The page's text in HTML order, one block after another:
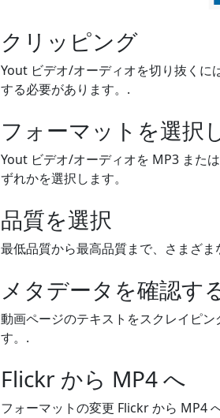
クリッピング
Yout ビデオ/オーディオを切り抜くに
する必要があります。.
フォーマットを選択
Yout ビデオ/オーディオを MP3 また
ずれかを選択します。
品質を選択
最低品質から最高品質まで、さまざ
メタデータを確認す
動画ページのテキストをスクレイピ
す。.
Flickr から MP4 へ
フォーマットの変更 Flickr から MP4